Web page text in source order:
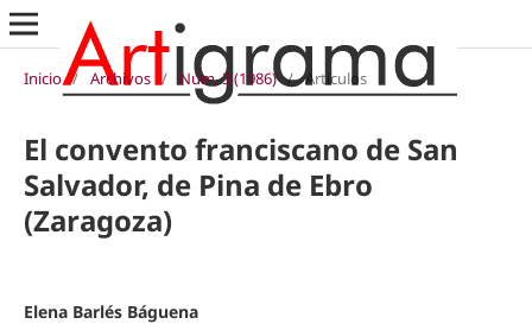
Inicio / Archivos / Núm. 3 (1986) / Artículos
El convento franciscano de San
Salvador, de Pina de Ebro
(Zaragoza)
Elena Barlés Báguena